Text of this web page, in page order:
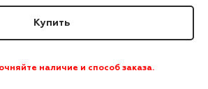
Купить
наличие и способ заказа.